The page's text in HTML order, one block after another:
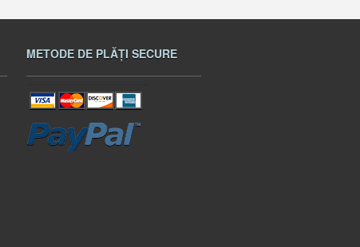
METODE DE PLĂȚI SECURE